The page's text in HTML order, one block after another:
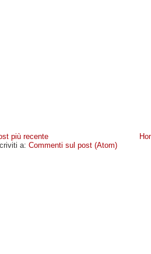
più recente
a: Commenti sul post (Atom)